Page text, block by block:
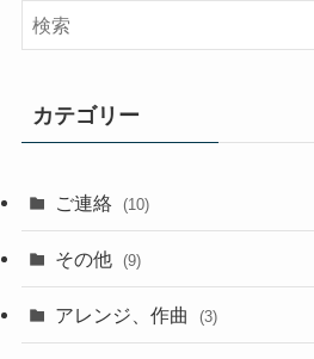
カテゴリー
ご連絡 (10)
その他 (9)
アレンジ、作曲 (3)